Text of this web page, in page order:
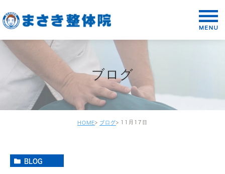
ブログ
HOME ブログ 11月17日
BLOG